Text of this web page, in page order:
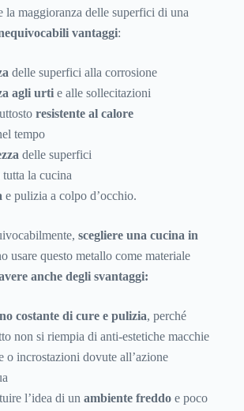
la maggioranza delle superfici di una
vantaggi:
delle superfici alla corrosione
agli urti e alle sollecitazioni
resistente al calore
tempo
delle superfici
tutta la cucina
e pulizia a colpo d’occhio.
scegliere una cucina in
usare questo metallo come materiale
anche degli svantaggi:
costante di cure e pulizia, perché
non si riempia di anti-estetiche macchie
o incrostazioni dovute all’azione
l’idea di un ambiente freddo e poco